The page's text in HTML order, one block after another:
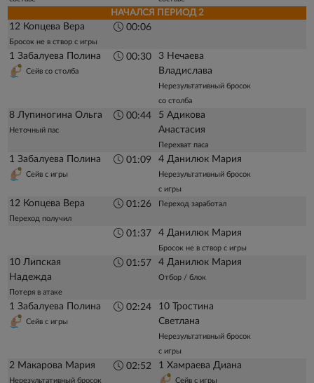
НАЧАЛСЯ ПЕРИОД 2
12 Копцева Вера
Бросок не в створ с игры
00:06
1 Забалуева Полина
Сейв со столба
00:30
3 Нечаева
Владислава
Нерезультативный бросок
со столба
8 Лупиногина Ольга
Неточный пас
00:44
5 Адикова
Анастасия
Перехват паса
1 Забалуева Полина
Сейв с игры
01:09 4 Данилюк Мария
Нерезультативный бросок
с игры
12 Копцева Вера
Переход получил
01:26 Переход заработал
01:37 4 Данилюк Мария
Бросок не в створ с игры
10 Липская
Надежда
Потеря в атаке
01:57 4 Данилюк Мария
Отбор / блок
1 Забалуева Полина
Сейв с игры
02:24
10 Тростина
Светлана
Нерезультативный бросок
с игры
2 Макарова Мария
Нерезультативный бросок
02:52 1 Хамраева Диана
Сейв с игры